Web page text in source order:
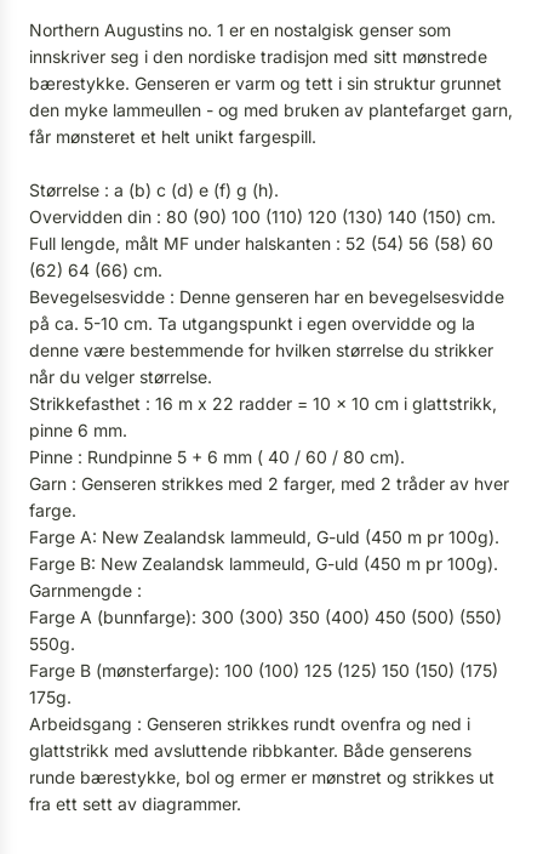
Northern Augustins no. 1 er en nostalgisk genser som
innskriver seg i den nordiske tradisjon med sitt mønstrede
bærestykke. Genseren er varm og tett i sin struktur grunnet
den myke lammeullen - og med bruken av plantefarget garn,
får mønsteret et helt unikt fargespill.
Størrelse : a (b) c (d) e (f) g (h).
Overvidden din : 80 (90) 100 (110) 120 (130) 140 (150) cm.
Full lengde, målt MF under halskanten : 52 (54) 56 (58) 60
(62) 64 (66) cm.
Bevegelsesvidde : Denne genseren har en bevegelsesvidde
på ca. 5-10 cm. Ta utgangspunkt i egen overvidde og la
denne være bestemmende for hvilken størrelse du strikker
når du velger størrelse.
Strikkefasthet : 16 m x 22 radder = 10 x 10 cm i glattstrikk,
pinne 6 mm.
Pinne : Rundpinne 5 + 6 mm ( 40 / 60 / 80 cm).
Garn : Genseren strikkes med 2 farger, med 2 tråder av hver
farge.
Farge A: New Zealandsk lammeuld, G-uld (450 m pr 100g).
Farge B: New Zealandsk lammeuld, G-uld (450 m pr 100g).
Garnmengde :
Farge A (bunnfarge): 300 (300) 350 (400) 450 (500) (550)
550g.
Farge B (mønsterfarge): 100 (100) 125 (125) 150 (150) (175)
175g.
Arbeidsgang : Genseren strikkes rundt ovenfra og ned i
glattstrikk med avsluttende ribbkanter. Både genserens
runde bærestykke, bol og ermer er mønstret og strikkes ut
fra ett sett av diagrammer.